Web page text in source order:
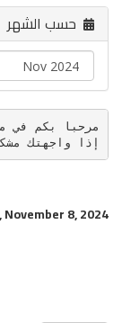
حسب الشهر
مرحبا بكم في
إذا واجهتك مشكلة في أي
November 8, 2024